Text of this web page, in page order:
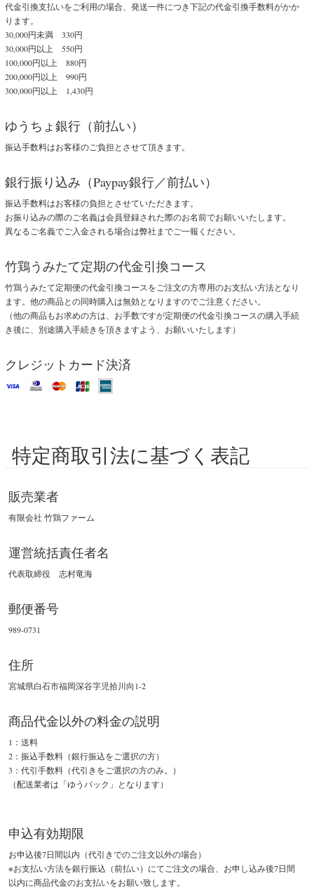
代金引換支払いをご利用の場合、発送一件につき下記の代金引換手数料がかか
ります。
30,000円未満 330円
30,000円以上 550円
100,000円以上 880円
200,000円以上 990円
300,000円以上 1,430円
ゆうちょ銀行（前払い）
振込手数料はお客様のご負担とさせて頂きます。
銀行振り込み（Paypay銀行／前払い）
振込手数料はお客様の負担とさせていただきます。
お振り込みの際のご名義は会員登録された際のお名前でお願いいたします。
異なるご名義でご入金される場合は弊社までご一報ください。
竹鶏うみたて定期の代金引換コース
竹鶏うみたて定期便の代金引換コースをご注文の方専用のお支払い方法となり
ます。他の商品との同時購入は無効となりますのでご注意ください。
（他の商品もお求めの方は、お手数ですが定期便の代金引換コースの購入手続
き後に、別途購入手続きを頂きますよう、お願いいたします）
クレジットカード決済
特定商取引法に基づく表記
販売業者
有限会社 竹鶏ファーム
運営統括責任者名
代表取締役 志村竜海
郵便番号
989-0731
住所
宮城県白石市福岡深谷字児拾川向1-2
商品代金以外の料金の説明
1：送料
2：振込手数料（銀行振込をご選択の方）
3：代引手数料（代引きをご選択の方のみ。）
（配送業者は「ゆうパック」となります）
申込有効期限
お申込後7日間以内（代引きでのご注文以外の場合）
※お支払い方法を銀行振込（前払い）にてご注文の場合、お申し込み後7日間
以内に商品代金のお支払いをお願い致します。